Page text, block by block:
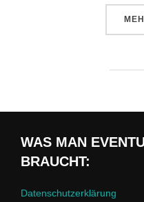
WAS MAN
BRAUCHT:
Datenschutzerklärung